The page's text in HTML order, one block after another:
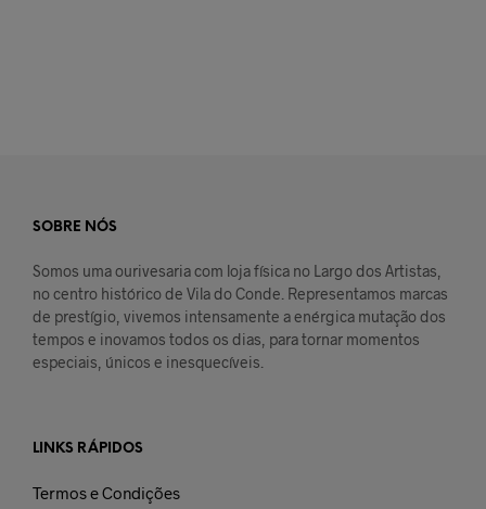
SOBRE NÓS
Somos uma ourivesaria com loja física no Largo dos Artistas,
no centro histórico de Vila do Conde. Representamos marcas
de prestígio, vivemos intensamente a enérgica mutação dos
tempos e inovamos todos os dias, para tornar momentos
especiais, únicos e inesquecíveis.
LINKS RÁPIDOS
Termos e Condições